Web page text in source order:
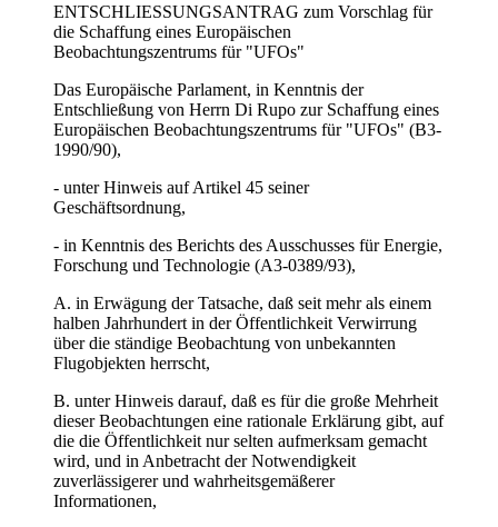
ENTSCHLIESSUNGSANTRAG zum Vorschlag für
die Schaffung eines Europäischen
Beobachtungszentrums für "UFOs"
Das Europäische Parlament, in Kenntnis der
Entschließung von Herrn Di Rupo zur Schaffung eines
Europäischen Beobachtungszentrums für "UFOs" (B3-
1990/90),
- unter Hinweis auf Artikel 45 seiner
Geschäftsordnung,
- in Kenntnis des Berichts des Ausschusses für Energie,
Forschung und Technologie (A3-0389/93),
A. in Erwägung der Tatsache, daß seit mehr als einem
halben Jahrhundert in der Öffentlichkeit Verwirrung
über die ständige Beobachtung von unbekannten
Flugobjekten herrscht,
B. unter Hinweis darauf, daß es für die große Mehrheit
dieser Beobachtungen eine rationale Erklärung gibt, auf
die die Öffentlichkeit nur selten aufmerksam gemacht
wird, und in Anbetracht der Notwendigkeit
zuverlässigerer und wahrheitsgemäßerer
Informationen,